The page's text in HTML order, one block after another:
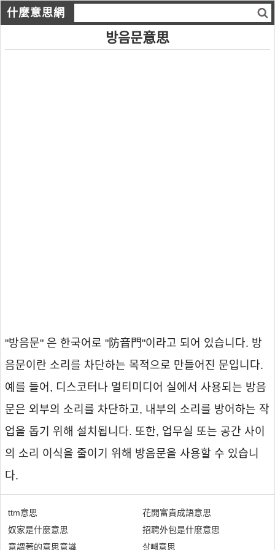
什麼意思網
방음문意思
"방음문" 은 한국어로 "防音門"이라고 되어 있습니다. 방
음문이란 소리를 차단하는 목적으로 만들어진 문입니다.
예를 들어, 디스코터나 멀티미디어 실에서 사용되는 방음
문은 외부의 소리를 차단하고, 내부의 소리를 방어하는 작
업을 돕기 위해 설치됩니다. 또한, 업무실 또는 공간 사이
의 소리 이식을 줄이기 위해 방음문을 사용할 수 있습니
다.
ttm意思
奴家是什麼意思
意謂著的意思意識
花開富貴成語意思
招聘外包是什麼意思
살빼意思